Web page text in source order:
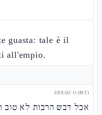
guasta: tale è il
all'empio.
EBRAICO (MT)
אכל דבש הרבות לא טוב